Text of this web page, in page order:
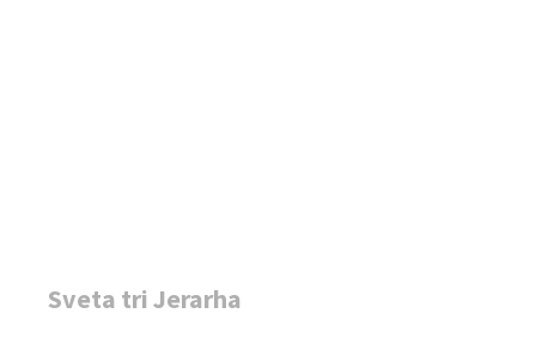
Sveta tri Jerarha